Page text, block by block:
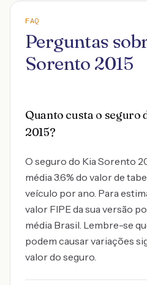
FAQ
Perguntas
Sorento 2015
Quanto custa o seguro
2015?
O seguro do Kia Sorento
média 3.6% do valor de
veículo por ano. Para
valor FIPE da sua versão
média Brasil. Lembre-se
podem causar variações
valor do seguro.